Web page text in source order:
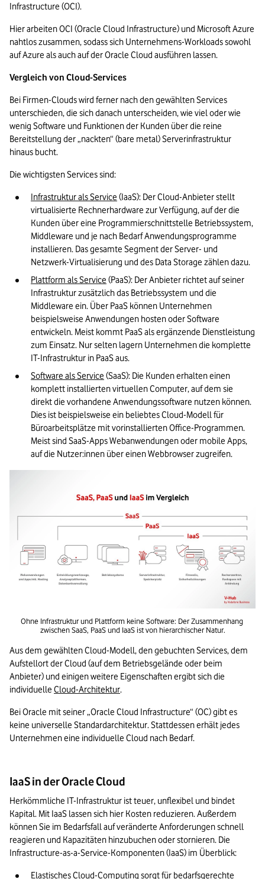
Infrastructure (OCI).
Hier arbeiten OCI (Oracle Cloud Infrastructure) und Microsoft Azure
nahtlos zusammen, sodass sich Unternehmens-Workloads sowohl
auf Azure als auch auf der Oracle Cloud ausführen lassen.
Vergleich von Cloud-Services
Bei Firmen-Clouds wird ferner nach den gewählten Services
unterschieden, die sich danach unterscheiden, wie viel oder wie
wenig Software und Funktionen der Kunden über die reine
Bereitstellung der „nackten“ (bare metal) Serverinfrastruktur
hinaus bucht.
Die wichtigsten Services sind:
Infrastruktur als Service (IaaS): Der Cloud-Anbieter stellt
virtualisierte Rechnerhardware zur Verfügung, auf der die
Kunden über eine Programmierschnittstelle Betriebssystem,
Middleware und je nach Bedarf Anwendungsprogramme
installieren. Das gesamte Segment der Server- und
Netzwerk-Virtualisierung und des Data Storage zählen dazu.
Plattform als Service (PaaS): Der Anbieter richtet auf seiner
Infrastruktur zusätzlich das Betriebssystem und die
Middleware ein. Über PaaS können Unternehmen
beispielsweise Anwendungen hosten oder Software
entwickeln. Meist kommt PaaS als ergänzende Dienstleistung
zum Einsatz. Nur selten lagern Unternehmen die komplette
IT-Infrastruktur in PaaS aus.
Software als Service (SaaS): Die Kunden erhalten einen
komplett installierten virtuellen Computer, auf dem sie
direkt die vorhandene Anwendungssoftware nutzen können.
Dies ist beispielsweise ein beliebtes Cloud-Modell für
Büroarbeitsplätze mit vorinstallierten Office-Programmen.
Meist sind SaaS-Apps Webanwendungen oder mobile Apps,
auf die Nutzer:innen über einen Webbrowser zugreifen.
Ohne Infrastruktur und Plattform keine Software: Der Zusammenhang
zwischen SaaS, PaaS und IaaS ist von hierarchischer Natur.
Aus dem gewählten Cloud-Modell, den gebuchten Services, dem
Aufstellort der Cloud (auf dem Betriebsgelände oder beim
Anbieter) und einigen weitere Eigenschaften ergibt sich die
individuelle Cloud-Architektur.
Bei Oracle mit seiner „Oracle Cloud Infrastructure“ (OC) gibt es
keine universelle Standardarchitektur. Stattdessen erhält jedes
Unternehmen eine individuelle Cloud nach Bedarf.
IaaS in der Oracle Cloud
Herkömmliche IT-Infrastruktur ist teuer, unflexibel und bindet
Kapital. Mit IaaS lassen sich hier Kosten reduzieren. Außerdem
können Sie im Bedarfsfall auf veränderte Anforderungen schnell
reagieren und Kapazitäten hinzubuchen oder stornieren. Die
Infrastructure-as-a-Service-Komponenten (IaaS) im Überblick:
Elastisches Cloud-Computing sorgt für bedarfsgerechte